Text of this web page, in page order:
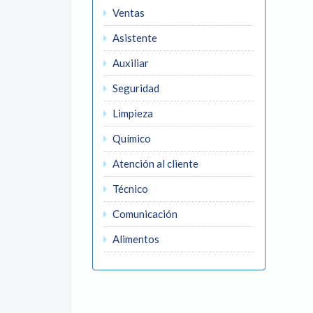
Ventas
Asistente
Auxiliar
Seguridad
Limpieza
Químico
Atención al cliente
Técnico
Comunicación
Alimentos